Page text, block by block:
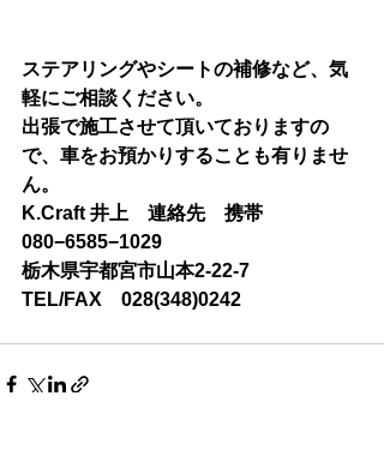
ステアリングやシートの補修など、気
軽にご相談ください。
出張で施工させて頂いておりますの
で、車をお預かりすることも有りませ
ん。
K.Craft 井上　連絡先　携帯
080−6585−1029
栃木県宇都宮市山本2-22-7
TEL/FAX　028(348)0242